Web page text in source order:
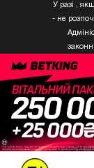
У разі ,
- не
Твори
бути